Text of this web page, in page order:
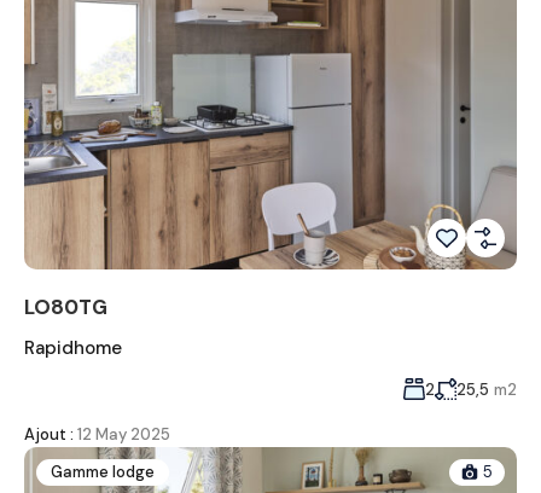
LO80TG
Rapidhome
2 25,5 m2
Ajout : 12 May 2025
Gamme lodge
5